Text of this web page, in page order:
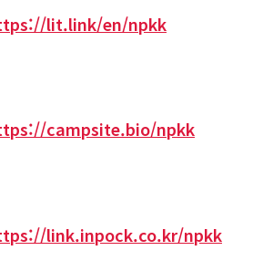
lit.link/en/npkk
campsite.bio/npkk
link.inpock.co.kr/npkk